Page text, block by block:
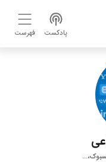
پادکست فهرست